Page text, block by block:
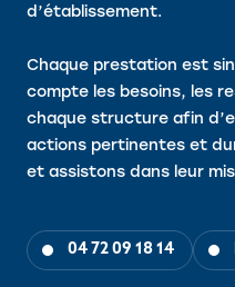
d’établissement.
Chaque prestation est
compte les besoins, les
chaque structure afin
actions pertinentes et
et assistons dans leur
04 72 09 18 14